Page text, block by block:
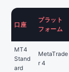
口座
プラット
フォーム
MT4
Stand
ard
MetaTrade
r 4